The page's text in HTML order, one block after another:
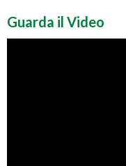
Guarda il Video